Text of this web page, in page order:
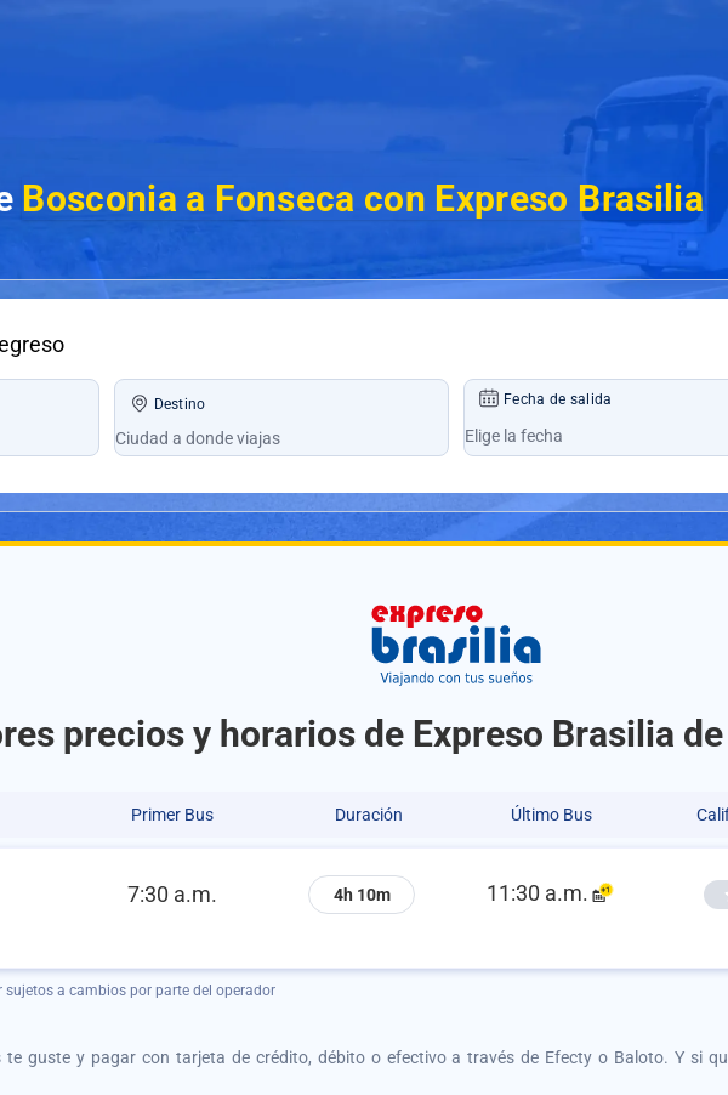
Bosconia a Fonseca con Expreso Brasilia
Destino Fecha de salida
precios y horarios de Expreso Brasilia
Primer Bus Duración Último Bus
7:30 a.m. 4h 10m 11:30 a.m.
a cambios por parte del operador
te guste y pagar con tarjeta de crédito, débito o efectivo a través de Efecty o Baloto. Y si